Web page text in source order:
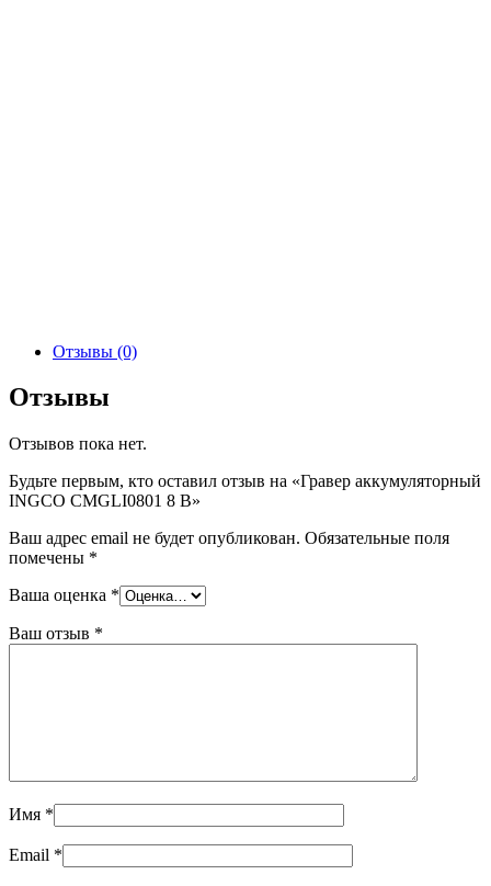
Отзывы (0)
Отзывы
Отзывов пока нет.
Будьте первым, кто оставил отзыв на «Гравер аккумуляторный
INGCO CMGLI0801 8 В»
Ваш адрес email не будет опубликован. Обязательные поля
помечены *
Ваша оценка *
Ваш отзыв *
Имя *
Email *